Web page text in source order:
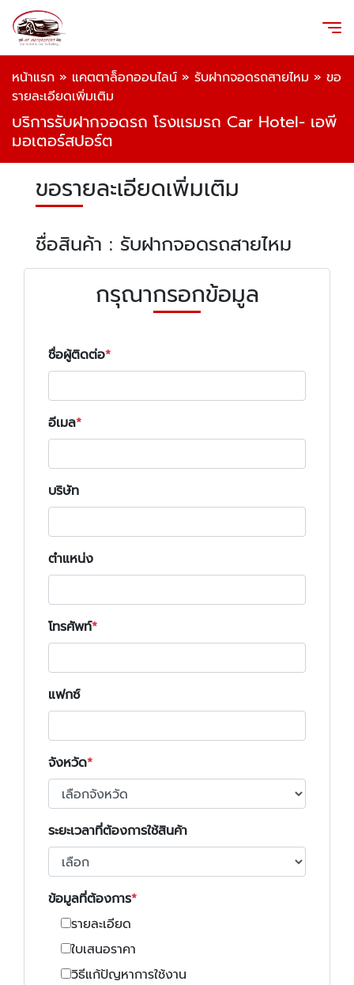
หน้าแรก » แคตตาล็อกออนไลน์ » รับฝากจอดรถสายไหม » ขอ
รายละเอียดเพิ่มเติม
บริการรับฝากจอดรถ โรงแรมรถ Car Hotel- เอพี
มอเตอร์สปอร์ต
ขอรายละเอียดเพิ่มเติม
ชื่อสินค้า : รับฝากจอดรถสายไหม
กรุณากรอกข้อมูล
ชื่อผู้ติดต่อ
อีเมล
บริษัท
ตำแหน่ง
โทรศัพท์
แฟกซ์
จังหวัด
ระยะเวลาที่ต้องการใช้สินค้า
ข้อมูลที่ต้องการ
รายละเอียด
ใบเสนอราคา
วิธีแก้ปัญหาการใช้งาน